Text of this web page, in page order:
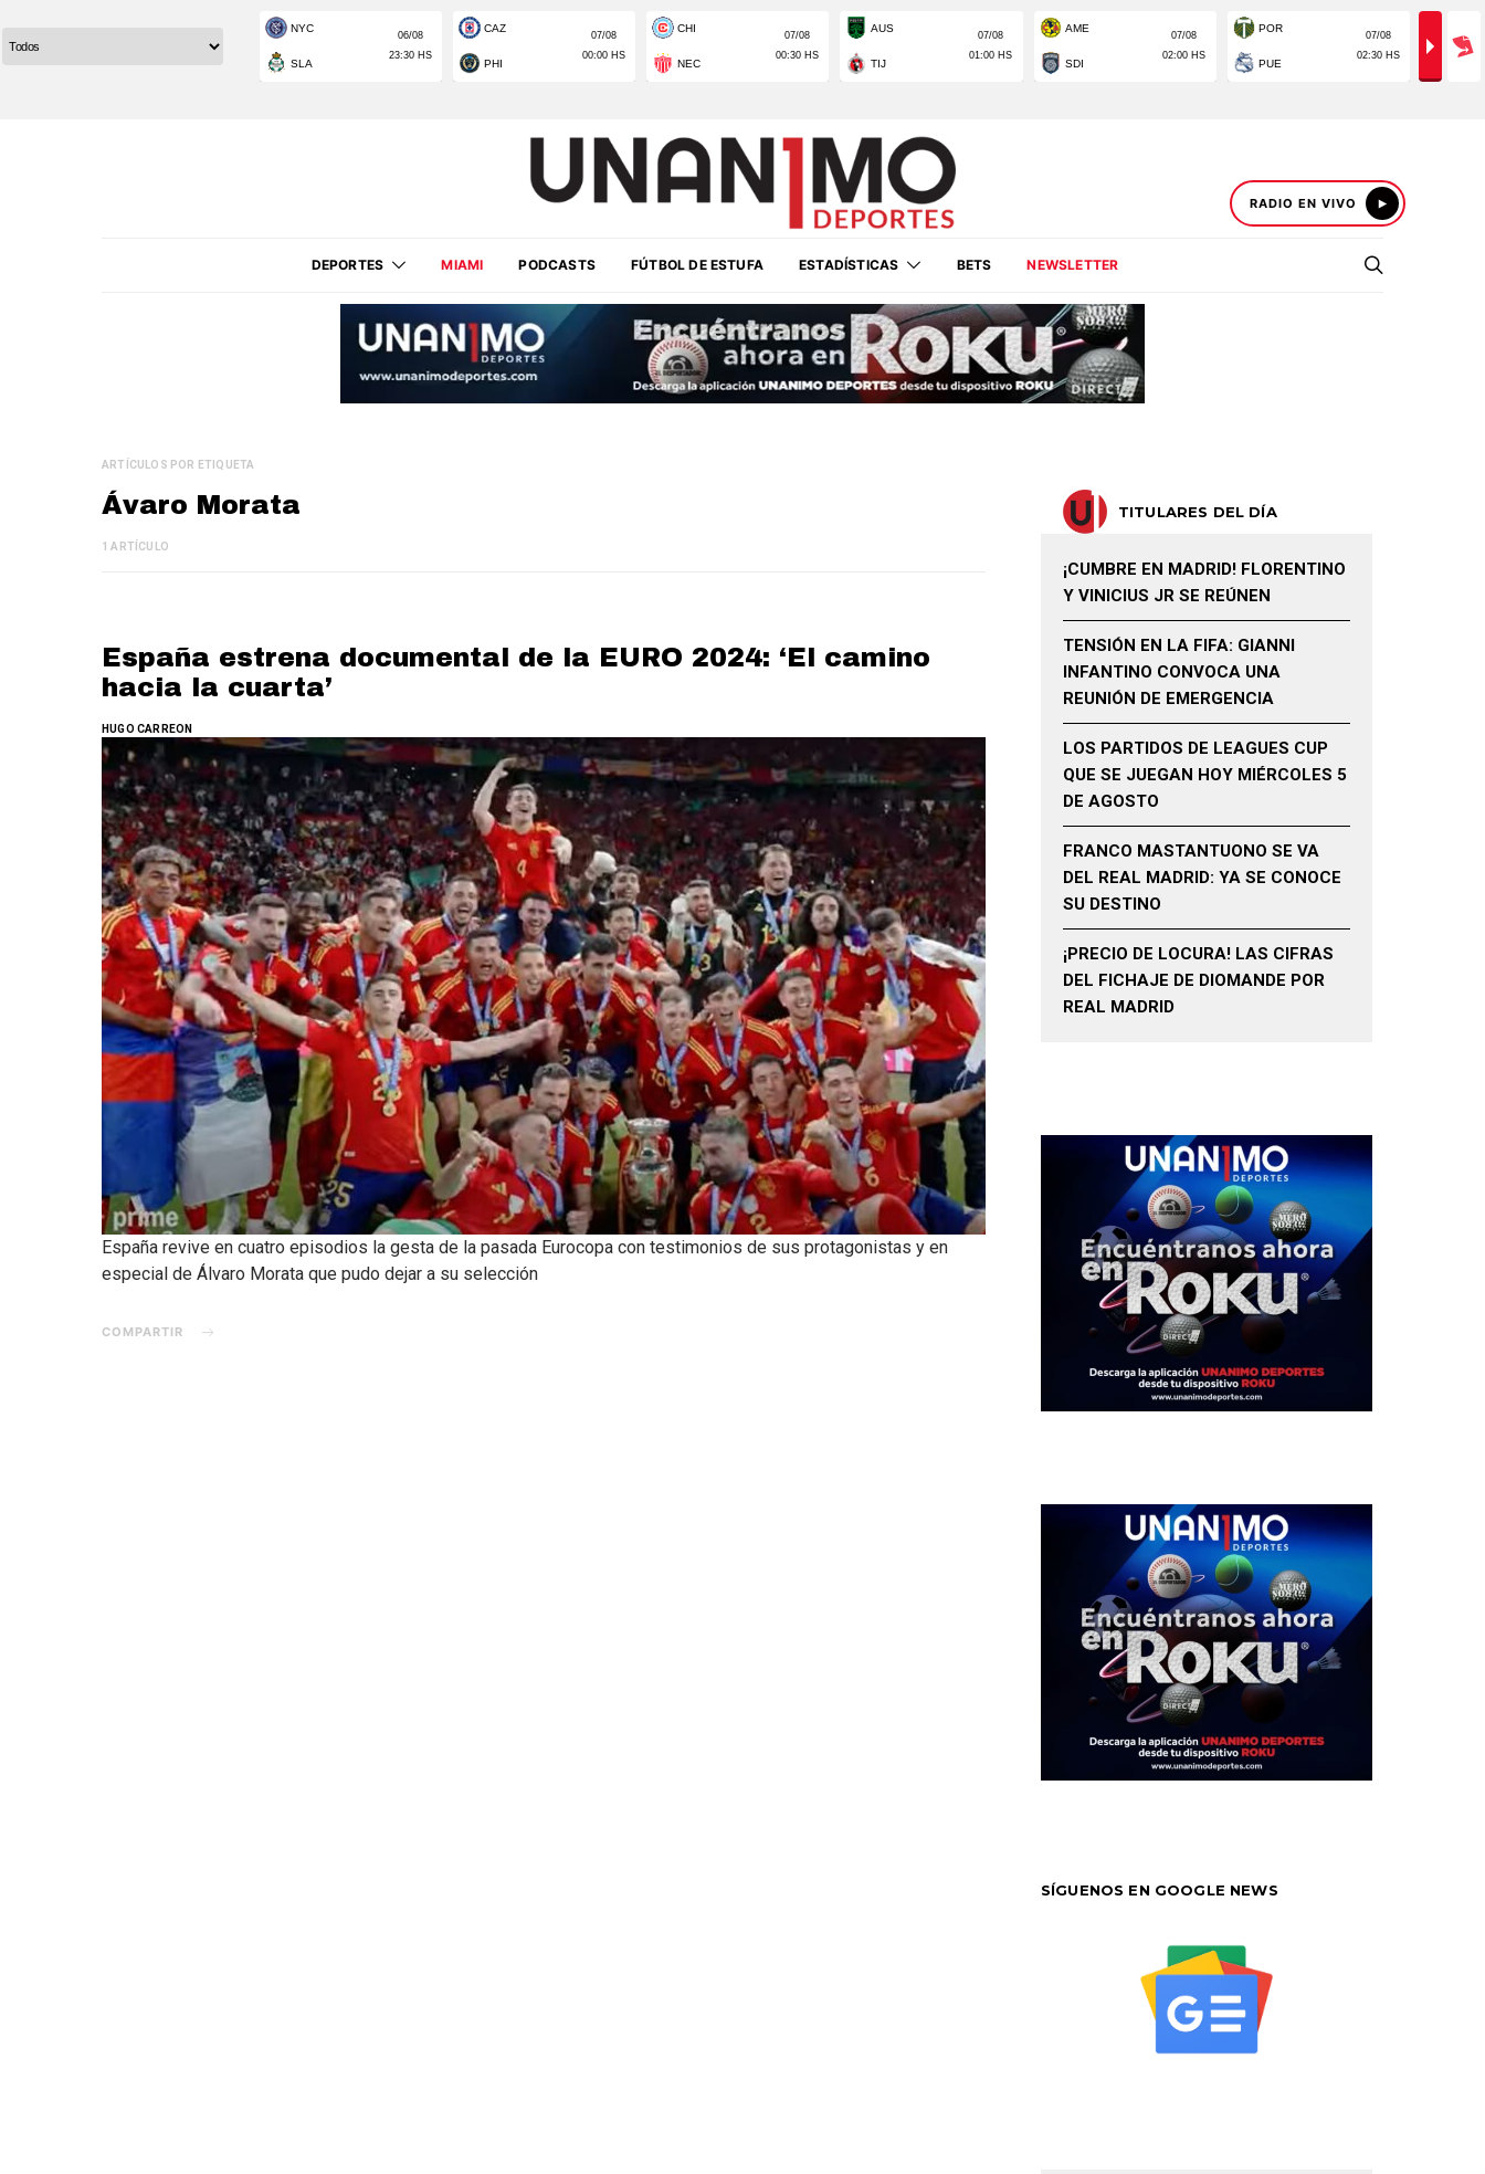
RADIO EN VIVO
DEPORTES MIAMI PODCASTS FÚTBOL DE ESTUFA ESTADÍSTICAS BETS NEWSLETTER
ARTÍCULOS POR ETIQUETA
Ávaro Morata
1 ARTÍCULO
España estrena documental de la EURO 2024: ‘El camino
hacia la cuarta’
HUGO CARREON
España revive en cuatro episodios la gesta de la pasada Eurocopa con testimonios de sus protagonistas y en
especial de Álvaro Morata que pudo dejar a su selección
COMPARTIR
TITULARES DEL DÍA
¡CUMBRE EN MADRID! FLORENTINO
Y VINICIUS JR SE REÚNEN
TENSIÓN EN LA FIFA: GIANNI
INFANTINO CONVOCA UNA
REUNIÓN DE EMERGENCIA
LOS PARTIDOS DE LEAGUES CUP
QUE SE JUEGAN HOY MIÉRCOLES 5
DE AGOSTO
FRANCO MASTANTUONO SE VA
DEL REAL MADRID: YA SE CONOCE
SU DESTINO
¡PRECIO DE LOCURA! LAS CIFRAS
DEL FICHAJE DE DIOMANDE POR
REAL MADRID
SÍGUENOS EN GOOGLE NEWS